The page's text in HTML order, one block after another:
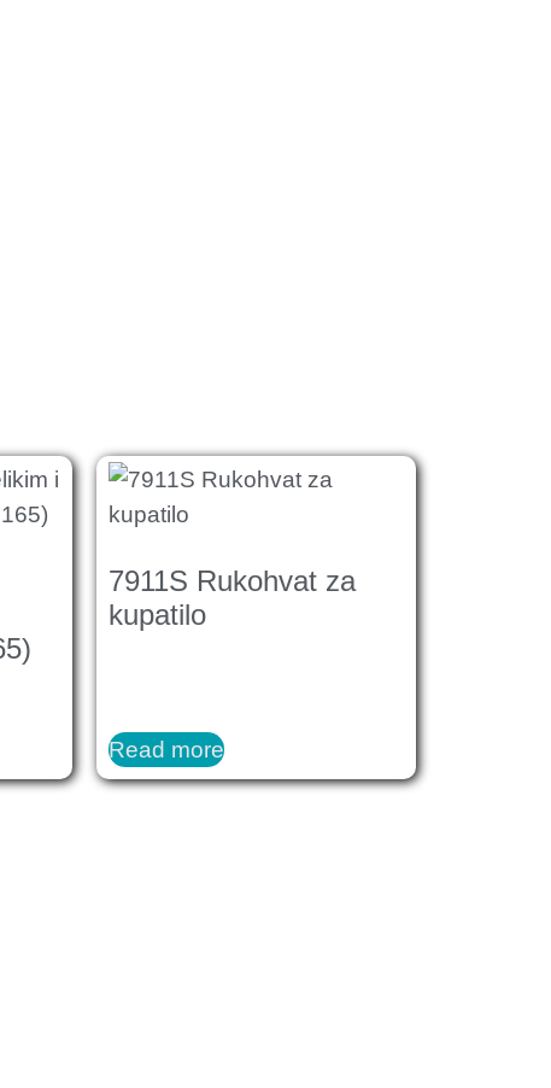
7911S Rukohvat za
kupatilo
Read more